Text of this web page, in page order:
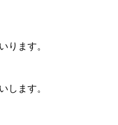
ります。
します。